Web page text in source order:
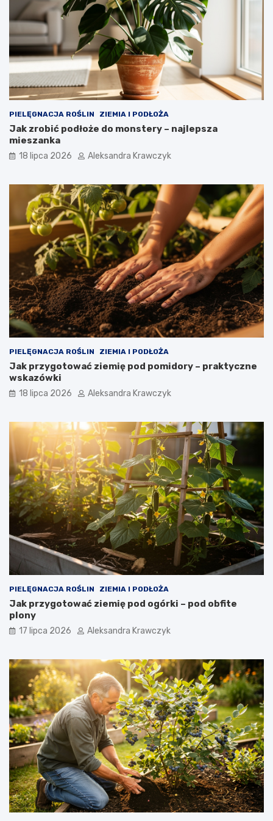
PIELĘGNACJA ROŚLIN ZIEMIA I PODŁOŻA
Jak zrobić podłoże do monstery – najlepsza
mieszanka
18 lipca 2026 Aleksandra Krawczyk
PIELĘGNACJA ROŚLIN ZIEMIA I PODŁOŻA
Jak przygotować ziemię pod pomidory – praktyczne
wskazówki
18 lipca 2026 Aleksandra Krawczyk
PIELĘGNACJA ROŚLIN ZIEMIA I PODŁOŻA
Jak przygotować ziemię pod ogórki – pod obfite
plony
17 lipca 2026 Aleksandra Krawczyk